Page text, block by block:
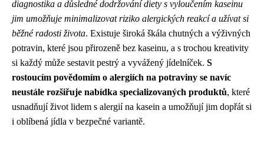
diagnostika a důsledné dodržování diety s vyloučením kaseinu
jim umožňuje minimalizovat riziko alergických reakcí a užívat si
běžné radosti života. Existuje široká škála chutných a výživných
potravin, které jsou přirozeně bez kaseinu, a s trochou kreativity
si každý může sestavit pestrý a vyvážený jídelníček. S
rostoucím povědomím o alergiích na potraviny se navíc
neustále rozšiřuje nabídka specializovaných produktů, které
usnadňují život lidem s alergií na kasein a umožňují jim dopřát si
i oblíbená jídla v bezpečné variantě.